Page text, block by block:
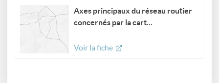
Axes principaux du réseau routier
concernés par la cart...
Voir la fiche